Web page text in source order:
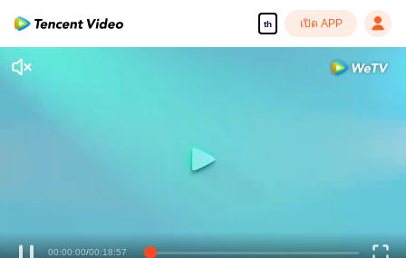
th เปิด APP
00:00:00/00:18:57